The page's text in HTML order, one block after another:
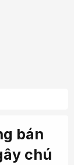
bán
chú